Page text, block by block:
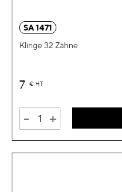
SA 1471
Klinge 32 Zähne
7 € HT
- +